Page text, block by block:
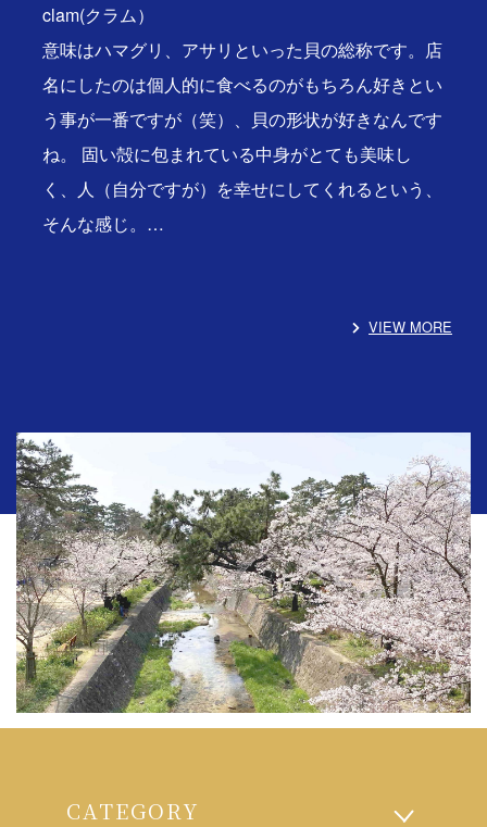
clam(クラム）
意味はハマグリ、アサリといった貝の総称です。店
名にしたのは個人的に食べるのがもちろん好きとい
う事が一番ですが（笑）、貝の形状が好きなんです
ね。 固い殻に包まれている中身がとても美味し
く、人（自分ですが）を幸せにしてくれるという、
そんな感じ。…
VIEW MORE
CATEGORY